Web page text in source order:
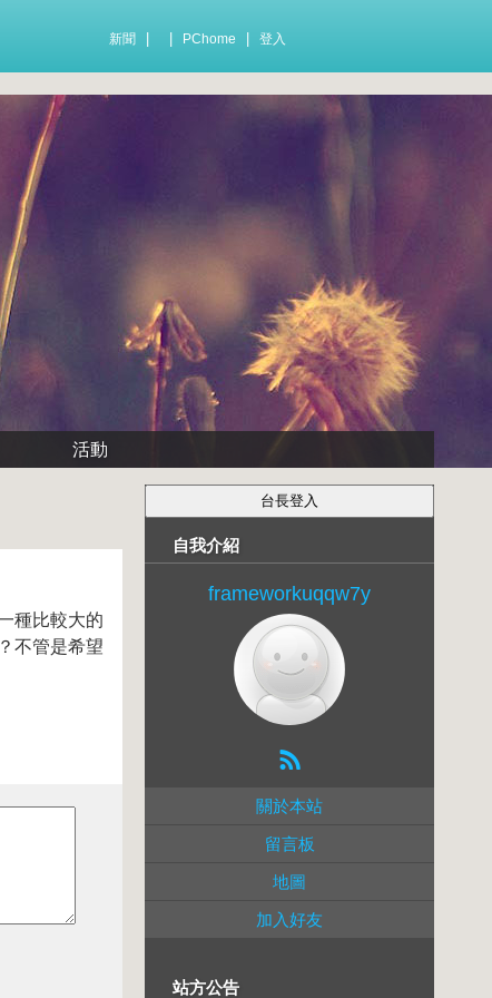
新聞 PChome 登入
活動
種比較大的
不管是希望
自我介紹
frameworkuqqw7y
關於本站
留言板
地圖
加入好友
站方公告